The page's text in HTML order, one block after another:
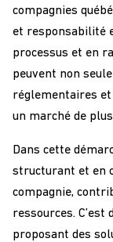
compagnies
et responsabilité
processus et en
peuvent non
réglementaires et
un marché de
Dans cette
structurant et en
compagnie,
ressources. C’est
proposant des